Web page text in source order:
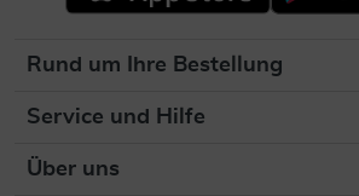
Rund um Ihre Bestellung
Service und Hilfe
Über uns